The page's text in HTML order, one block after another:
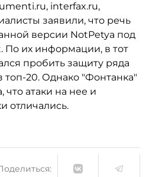
interfax.ru,
заявили, что речь
версии NotPetya под
По их информации, в тот
пробить защиту ряда
топ-20. Однако "Фонтанка"
атаки на нее и
отличались.